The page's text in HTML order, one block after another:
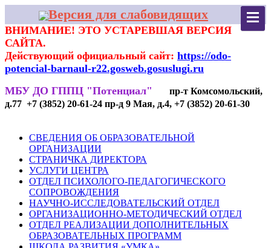
Версия для слабовидящих
ВНИМАНИЕ! ЭТО УСТАРЕВШАЯ ВЕРСИЯ
САЙТА.
Действующий официальный сайт: https://odo-
potencial-barnaul-r22.gosweb.gosuslugi.ru
МБУ ДО ГППЦ "Потенциал"
пр-т Комсомольский,
д.77 +7 (3852) 20-61-24 пр-д 9 Мая, д.4, +7 (3852) 20-61-30
СВЕДЕНИЯ ОБ ОБРАЗОВАТЕЛЬНОЙ
ОРГАНИЗАЦИИ
СТРАНИЧКА ДИРЕКТОРА
УСЛУГИ ЦЕНТРА
ОТДЕЛ ПСИХОЛОГО-ПЕДАГОГИЧЕСКОГО
СОПРОВОЖДЕНИЯ
НАУЧНО-ИССЛЕДОВАТЕЛЬСКИЙ ОТДЕЛ
ОРГАНИЗАЦИОННО-МЕТОДИЧЕСКИЙ ОТДЕЛ
ОТДЕЛ РЕАЛИЗАЦИИ ДОПОЛНИТЕЛЬНЫХ
ОБРАЗОВАТЕЛЬНЫХ ПРОГРАММ